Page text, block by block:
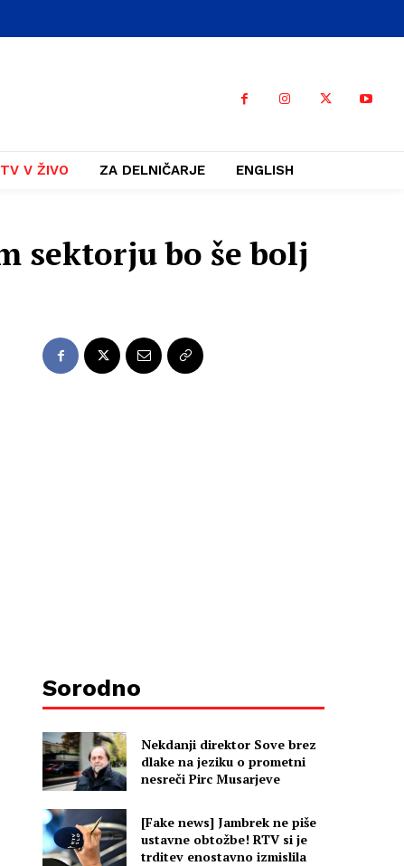
TV V ŽIVO ZA DELNIČARJE ENGLISH
sektorju bo še bolj
Sorodno
Nekdanji direktor Sove brez
dlake na jeziku o prometni
nesreči Pirc Musarjeve
[Fake news] Jambrek ne piše
ustavne obtožbe! RTV si je
trditev enostavno izmislila